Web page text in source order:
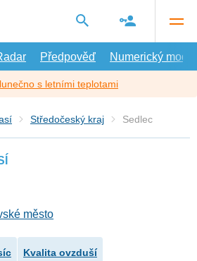
Předpověď Numerický model
s letními teplotami
Středočeský kraj Sedlec
město
Kvalita ovzduší